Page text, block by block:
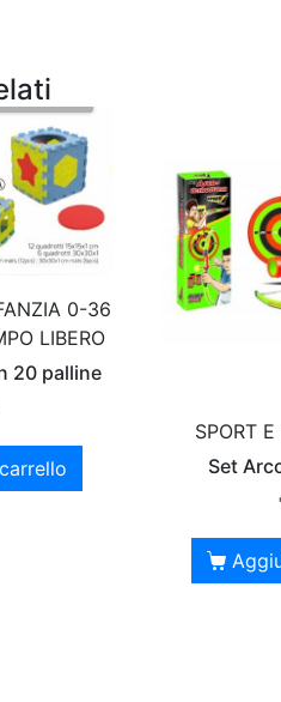
0-36
LIBERO
20 palline
SPORT
Set